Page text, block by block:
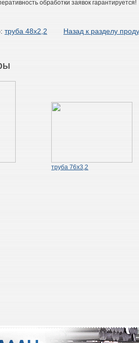
обработки заявок гарантируется!
труба 48х2,2 Назад к разделу
труба 76х3,2